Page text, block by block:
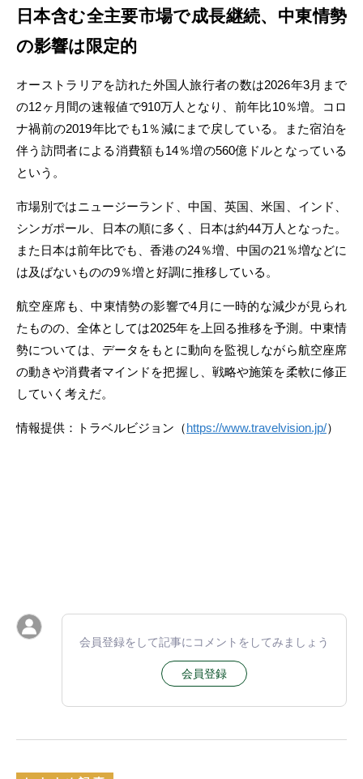
日本含む全主要市場で成長継続、中東情勢
の影響は限定的
オーストラリアを訪れた外国人旅行者の数は2026年3月まで
の12ヶ月間の速報値で910万人となり、前年比10％増。コロ
ナ禍前の2019年比でも1％減にまで戻している。また宿泊を
伴う訪問者による消費額も14％増の560億ドルとなっている
という。
市場別ではニュージーランド、中国、英国、米国、インド、
シンガポール、日本の順に多く、日本は約44万人となった。
また日本は前年比でも、香港の24％増、中国の21％増などに
は及ばないものの9％増と好調に推移している。
航空座席も、中東情勢の影響で4月に一時的な減少が見られ
たものの、全体としては2025年を上回る推移を予測。中東情
勢については、データをもとに動向を監視しながら航空座席
の動きや消費者マインドを把握し、戦略や施策を柔軟に修正
していく考えだ。
情報提供：トラベルビジョン（https://www.travelvision.jp/）
会員登録をして記事にコメントをしてみましょう
会員登録